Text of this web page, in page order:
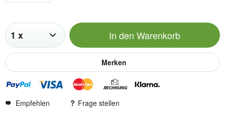
In den Warenkorb
Merken
Empfehlen Frage stellen